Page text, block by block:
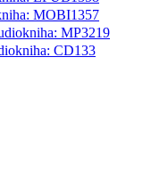
MOBI1357
MP3219
CD133